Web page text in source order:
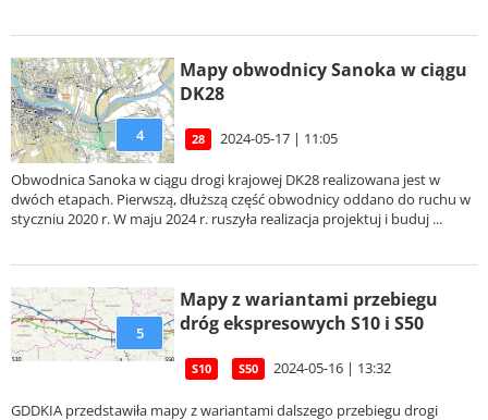
4
Mapy obwodnicy Sanoka w ciągu
DK28
28 2024-05-17 | 11:05
Obwodnica Sanoka w ciągu drogi krajowej DK28 realizowana jest w
dwóch etapach. Pierwszą, dłuższą część obwodnicy oddano do ruchu w
styczniu 2020 r. W maju 2024 r. ruszyła realizacja projektuj i buduj ...
5
Mapy z wariantami przebiegu
dróg ekspresowych S10 i S50
S10 S50 2024-05-16 | 13:32
GDDKIA przedstawiła mapy z wariantami dalszego przebiegu drogi